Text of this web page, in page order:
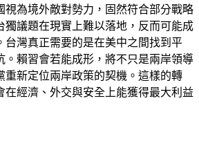
視為境外敵對勢力，固然符合部分戰略
獨議題在現實上難以落地，反而可能成
台灣真正需要的是在美中之間找到平
。賴習會若能成形，將不只是兩岸領導
重新定位兩岸政策的契機。這樣的轉
在經濟、外交與安全上能獲得最大利益